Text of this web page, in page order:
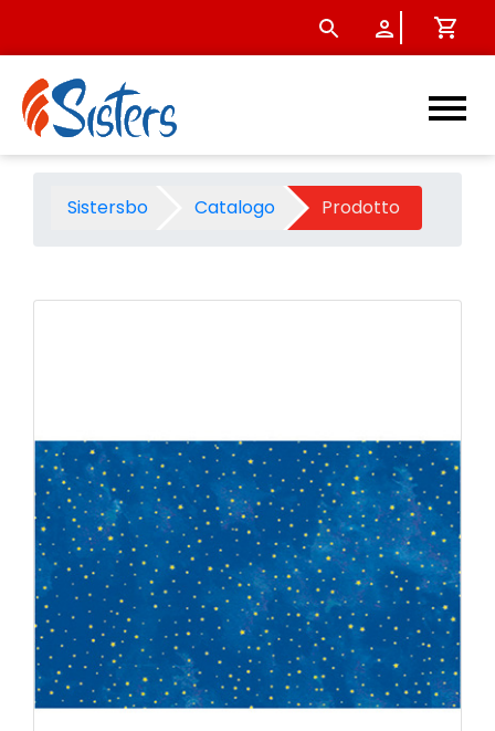
Carta cielo stellato rotolo
Sistersbo Catalogo Prodotto